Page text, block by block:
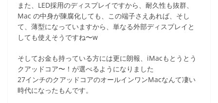
また、LED採用のディスプレイですから、耐久性も抜群、
Mac の中身が陳腐化しても、この端子さえあれば、そし
て、薄型になっていますから、単なる外部ディスプレイと
しても使えそうですね〜w
そしてお金も持っている方には更に朗報、iMacもとうとう
クアッドコア〜！が選べるようになりました
27インチのクアッドコアのオールインワンMacなんて凄い
時代になったもんです。